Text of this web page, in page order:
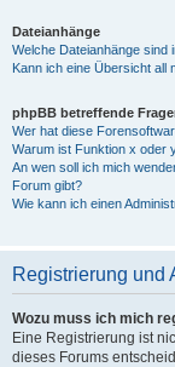
Dateianhänge
Welche Dateianhänge sind
Kann ich eine Übersicht all
phpBB betreffende
Wer hat diese
Warum ist Funktion x oder
An wen soll ich mich
Forum gibt?
Wie kann ich einen
Registrierung und
Wozu muss ich mich
Eine Registrierung ist
dieses Forums